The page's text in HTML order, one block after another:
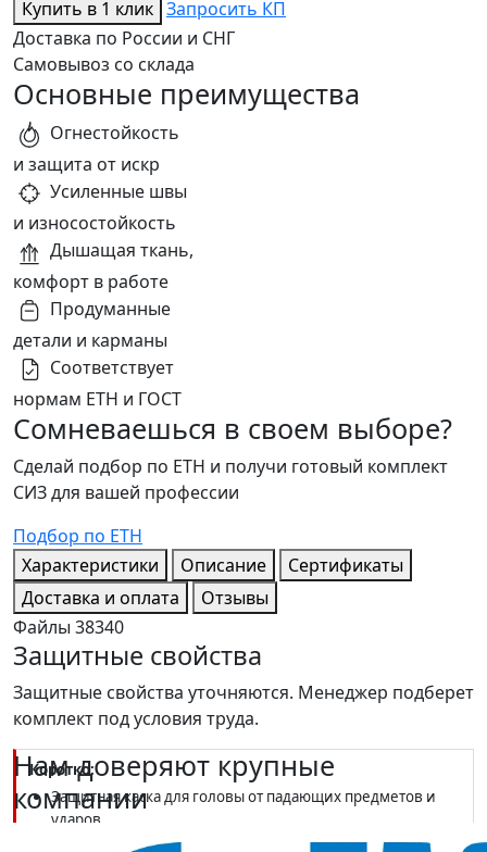
Купить в 1 клик Запросить КП
Доставка по России и СНГ
Самовывоз со склада
Основные преимущества
Огнестойкость
и защита от искр
Усиленные швы
и износостойкость
Дышащая ткань,
комфорт в работе
Продуманные
детали и карманы
Соответствует
нормам ЕТН и ГОСТ
Сомневаешься в своем выборе?
Сделай подбор по ЕТН и получи готовый комплект
СИЗ для вашей профессии
Подбор по ЕТН
Характеристики
Описание
Сертификаты
Доставка и оплата
Отзывы
Файлы 38340
Защитные свойства
Защитные свойства уточняются. Менеджер подберет
комплект под условия труда.
Коротко:
Защитная каска для головы от падающих предметов и
ударов
Бренд — РОСОМЗ
Нам доверяют крупные
компании